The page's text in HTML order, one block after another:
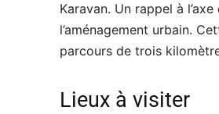
Karavan. Un rappel à
l’aménagement urbain.
parcours de trois
Lieux à visiter